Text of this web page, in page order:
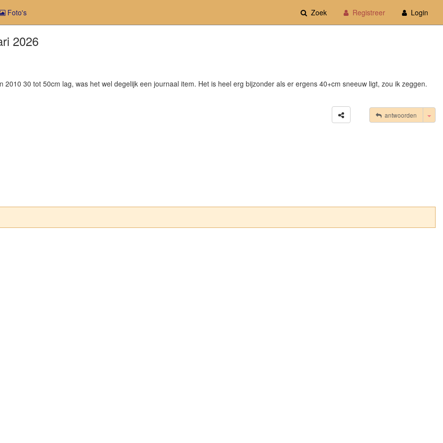
Foto's Zoek Registreer Login
2026
30 tot 50cm lag, was het wel degelijk een journaal item. Het is heel erg bijzonder als er ergens 40+cm sneeuw ligt, zou ik zeggen.
antwoorden